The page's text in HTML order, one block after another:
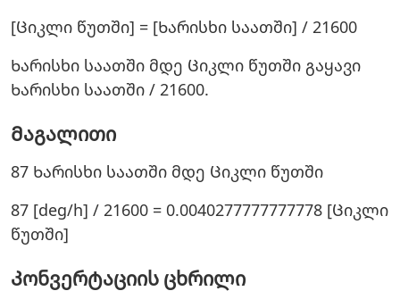
[Ციკლი წუთში] = [Ხარისხი საათში] / 21600
Ხარისხი საათში მდე Ციკლი წუთში გაყავი
Ხარისხი საათში / 21600.
Მაგალითი
87 Ხარისხი საათში მდე Ციკლი წუთში
87 [deg/h] / 21600 = 0.0040277777777778 [Ციკლი
წუთში]
Კონვერტაციის ცხრილი